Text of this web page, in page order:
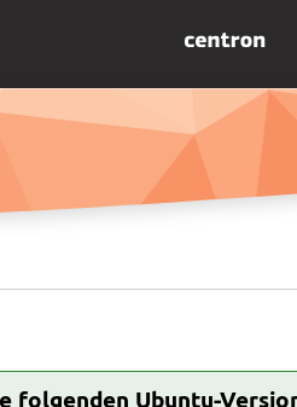
folgenden Ubuntu-